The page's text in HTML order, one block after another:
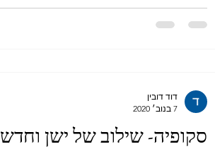
סקופיה- שילוב של ישן וחדש
דוד דובין
7 בנוב׳ 2020